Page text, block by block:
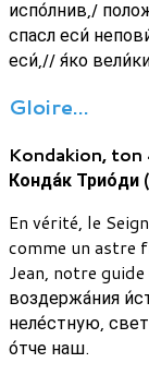
испо́лнив,/
спасл еси́
еси́,// я́ко
Gloire…
Kondakion, ton
Конда́к Трио́ди
En vérité, le
comme un astre
Jean, notre
воздержа́ния
неле́стную,
о́тче наш.